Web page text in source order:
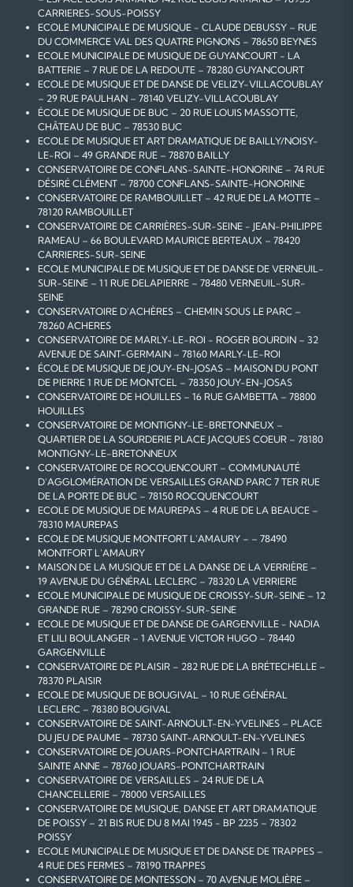
CARRIERES-SOUS-POISSY
ECOLE MUNICIPALE DE MUSIQUE - CLAUDE DEBUSSY – RUE
DU COMMERCE VAL DES QUATRE PIGNONS – 78650 BEYNES
ECOLE MUNICIPALE DE MUSIQUE DE GUYANCOURT - LA
BATTERIE – 7 RUE DE LA REDOUTE – 78280 GUYANCOURT
ECOLE DE MUSIQUE ET DE DANSE DE VELIZY-VILLACOUBLAY
– 29 RUE PAULHAN – 78140 VELIZY-VILLACOUBLAY
ÉCOLE DE MUSIQUE DE BUC – 20 RUE LOUIS MASSOTTE,
CHÂTEAU DE BUC – 78530 BUC
ECOLE DE MUSIQUE ET ART DRAMATIQUE DE BAILLY/NOISY-
LE-ROI – 49 GRANDE RUE – 78870 BAILLY
CONSERVATOIRE DE CONFLANS-SAINTE-HONORINE – 74 RUE
DÉSIRÉ CLÉMENT – 78700 CONFLANS-SAINTE-HONORINE
CONSERVATOIRE DE RAMBOUILLET – 42 RUE DE LA MOTTE –
78120 RAMBOUILLET
CONSERVATOIRE DE CARRIÈRES-SUR-SEINE - JEAN-PHILIPPE
RAMEAU – 66 BOULEVARD MAURICE BERTEAUX – 78420
CARRIERES-SUR-SEINE
ECOLE MUNICIPALE DE MUSIQUE ET DE DANSE DE VERNEUIL-
SUR-SEINE – 11 RUE DELAPIERRE – 78480 VERNEUIL-SUR-
SEINE
CONSERVATOIRE D'ACHÈRES – CHEMIN SOUS LE PARC –
78260 ACHERES
CONSERVATOIRE DE MARLY-LE-ROI - ROGER BOURDIN – 32
AVENUE DE SAINT-GERMAIN – 78160 MARLY-LE-ROI
ÉCOLE DE MUSIQUE DE JOUY-EN-JOSAS – MAISON DU PONT
DE PIERRE 1 RUE DE MONTCEL – 78350 JOUY-EN-JOSAS
CONSERVATOIRE DE HOUILLES – 16 RUE GAMBETTA – 78800
HOUILLES
CONSERVATOIRE DE MONTIGNY-LE-BRETONNEUX –
QUARTIER DE LA SOURDERIE PLACE JACQUES COEUR – 78180
MONTIGNY-LE-BRETONNEUX
CONSERVATOIRE DE ROCQUENCOURT – COMMUNAUTÉ
D'AGGLOMÉRATION DE VERSAILLES GRAND PARC 7 TER RUE
DE LA PORTE DE BUC – 78150 ROCQUENCOURT
ECOLE DE MUSIQUE DE MAUREPAS – 4 RUE DE LA BEAUCE –
78310 MAUREPAS
ECOLE DE MUSIQUE MONTFORT L'AMAURY – – 78490
MONTFORT L'AMAURY
MAISON DE LA MUSIQUE ET DE LA DANSE DE LA VERRIÈRE –
19 AVENUE DU GÉNÉRAL LECLERC – 78320 LA VERRIERE
ECOLE MUNICIPALE DE MUSIQUE DE CROISSY-SUR-SEINE – 12
GRANDE RUE – 78290 CROISSY-SUR-SEINE
ECOLE DE MUSIQUE ET DE DANSE DE GARGENVILLE - NADIA
ET LILI BOULANGER – 1 AVENUE VICTOR HUGO – 78440
GARGENVILLE
CONSERVATOIRE DE PLAISIR – 282 RUE DE LA BRÉTECHELLE –
78370 PLAISIR
ECOLE DE MUSIQUE DE BOUGIVAL – 10 RUE GÉNÉRAL
LECLERC – 78380 BOUGIVAL
CONSERVATOIRE DE SAINT-ARNOULT-EN-YVELINES – PLACE
DU JEU DE PAUME – 78730 SAINT-ARNOULT-EN-YVELINES
CONSERVATOIRE DE JOUARS-PONTCHARTRAIN – 1 RUE
SAINTE ANNE – 78760 JOUARS-PONTCHARTRAIN
CONSERVATOIRE DE VERSAILLES – 24 RUE DE LA
CHANCELLERIE – 78000 VERSAILLES
CONSERVATOIRE DE MUSIQUE, DANSE ET ART DRAMATIQUE
DE POISSY – 21 BIS RUE DU 8 MAI 1945 - BP 2235 – 78302
POISSY
ECOLE MUNICIPALE DE MUSIQUE ET DE DANSE DE TRAPPES –
4 RUE DES FERMES – 78190 TRAPPES
CONSERVATOIRE DE MONTESSON – 70 AVENUE MOLIÈRE –